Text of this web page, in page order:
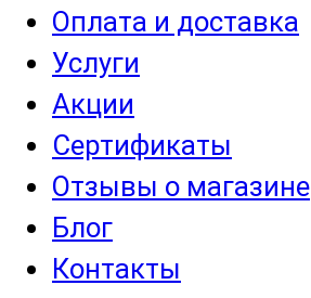
Оплата и доставка
Услуги
Акции
Сертификаты
Отзывы о магазине
Блог
Контакты